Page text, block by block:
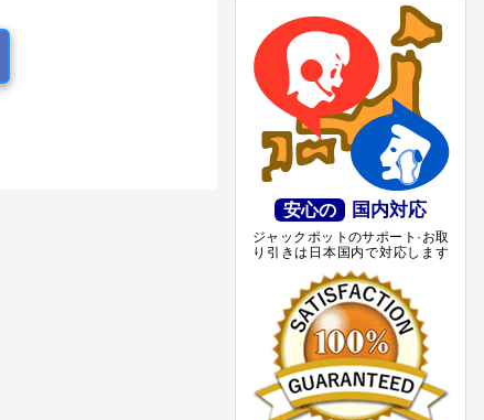
安心の 国内対応
ジャックポットのサポート·お取
り引きは日本国内で対応します